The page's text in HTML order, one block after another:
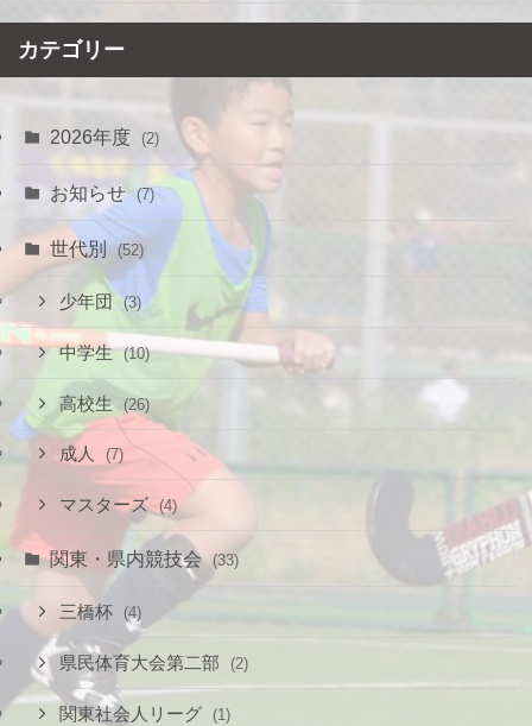
カテゴリー
2026年度 (2)
お知らせ (7)
世代別 (52)
少年団 (3)
中学生 (10)
高校生 (26)
成人 (7)
マスターズ (4)
関東・県内競技会 (33)
三橋杯 (4)
県民体育大会第二部 (2)
関東社会人リーグ (1)